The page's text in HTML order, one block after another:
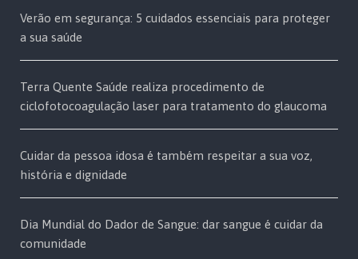
Verão em segurança: 5 cuidados essenciais para proteger
a sua saúde
Terra Quente Saúde realiza procedimento de
ciclofotocoagulação laser para tratamento do glaucoma
Cuidar da pessoa idosa é também respeitar a sua voz,
história e dignidade
Dia Mundial do Dador de Sangue: dar sangue é cuidar da
comunidade